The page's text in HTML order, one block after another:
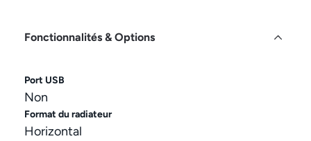
Fonctionnalités & Options
Port USB
Non
Format du radiateur
Horizontal